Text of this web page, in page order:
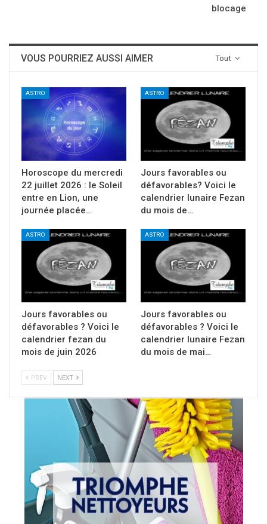
blocage
Tout
VOUS POURRIEZ AUSSI AIMER
ASTRO
Horoscope du mercredi
22 juillet 2026 : le Soleil
entre en Lion, une
journée placée…
ASTRO
Jours favorables ou
défavorables? Voici le
calendrier lunaire Fezan
du mois de…
ASTRO
Jours favorables ou
défavorables ? Voici le
calendrier fezan du
mois de juin 2026
ASTRO
Jours favorables ou
défavorables ? Voici le
calendrier lunaire Fezan
du mois de mai…
PREV NEXT